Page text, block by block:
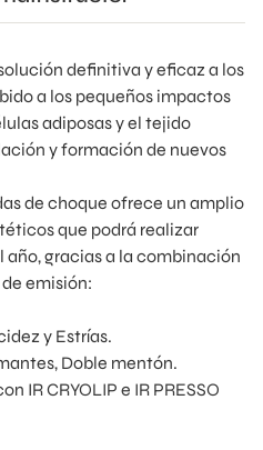
definitiva y eficaz a los
a los pequeños impactos
adiposas y el tejido
y formación de nuevos
de choque ofrece un amplio
que podrá realizar
gracias a la combinación
emisión:
y Estrías.
Doble mentón.
IR CRYOLIP e IR PRESSO